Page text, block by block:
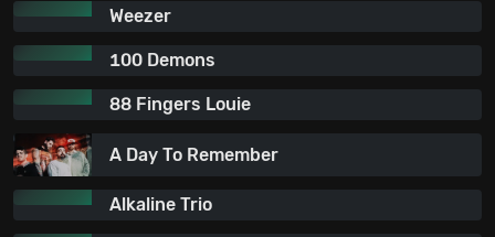
Weezer
100 Demons
88 Fingers Louie
A Day To Remember
Alkaline Trio